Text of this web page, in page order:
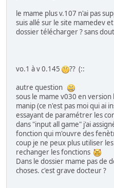
le mame plus v.107 n'ai pas
suis allé sur le site mamedev
dossier télécharger ? sans
vo.1 à v 0.145
?? (::
autre question
sous le mame v030 en version
manip (ce n'est pas moi qui ai
essayant de paramétrer les
dans "input all game" j'ai
fonction qui m'ouvre des
coup je ne peux plus utiliser
rechanger les fonctions
Dans le dossier mame pas de
choses. c'est grave docteur ?